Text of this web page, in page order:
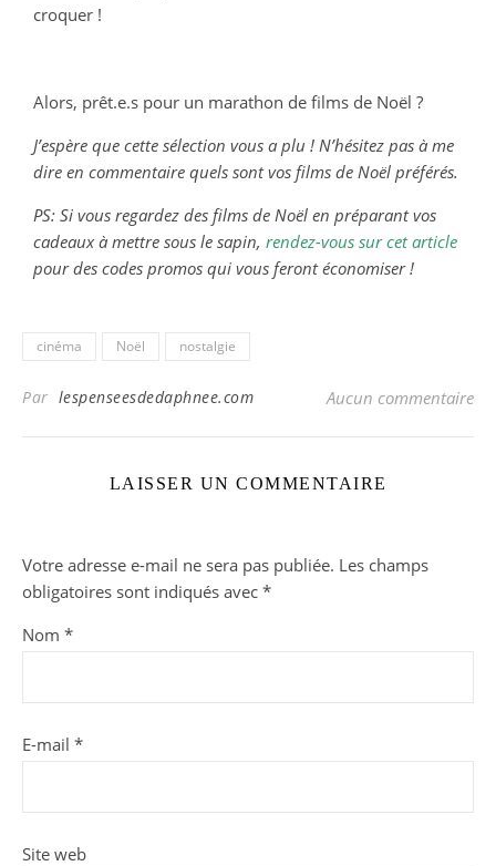
croquer !
Alors, prêt.e.s pour un marathon de films de Noël ?
J’espère que cette sélection vous a plu ! N’hésitez pas à me
dire en commentaire quels sont vos films de Noël préférés.
PS: Si vous regardez des films de Noël en préparant vos
cadeaux à mettre sous le sapin, rendez-vous sur cet article
pour des codes promos qui vous feront économiser !
cinéma Noël nostalgie
Par lespenseesdedaphnee.com Aucun commentaire
LAISSER UN COMMENTAIRE
Votre adresse e-mail ne sera pas publiée. Les champs
obligatoires sont indiqués avec *
Nom *
E-mail *
Site web